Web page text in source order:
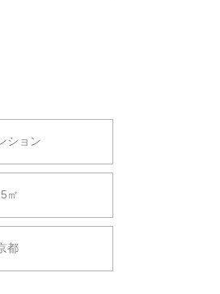
ション
㎡
都